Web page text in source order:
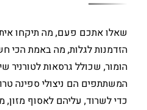
שאלו אתכם פעם, מה תיקחו
הזדמנות לגלות, מה באמת הכי
הומור, שכולל גרסאות לטורניר
המשתתפים הם ניצולי ספינה
כדי לשרוד, עליהם לאסוף מזון,